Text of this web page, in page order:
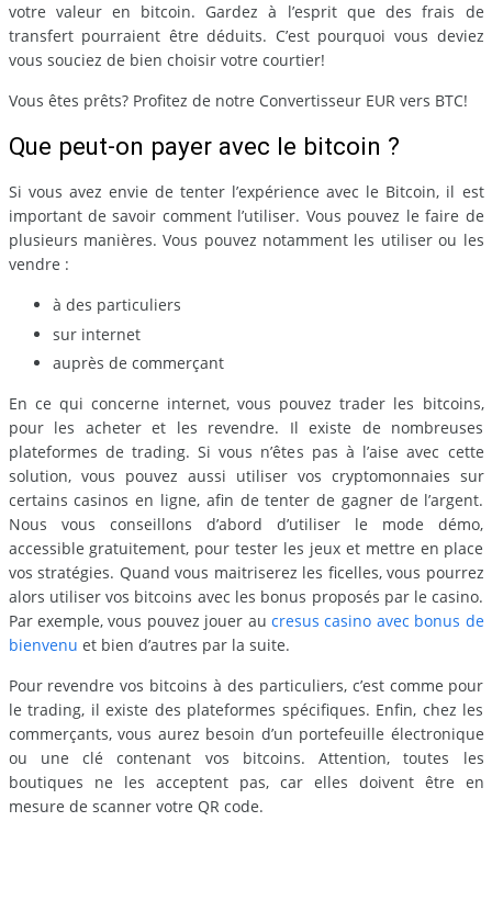
votre valeur en bitcoin. Gardez à l’esprit que des frais de
transfert pourraient être déduits. C’est pourquoi vous deviez
vous souciez de bien choisir votre courtier!
Vous êtes prêts? Profitez de notre Convertisseur EUR vers BTC!
Que peut-on payer avec le bitcoin ?
Si vous avez envie de tenter l’expérience avec le Bitcoin, il est
important de savoir comment l’utiliser. Vous pouvez le faire de
plusieurs manières. Vous pouvez notamment les utiliser ou les
vendre :
à des particuliers
sur internet
auprès de commerçant
En ce qui concerne internet, vous pouvez trader les bitcoins,
pour les acheter et les revendre. Il existe de nombreuses
plateformes de trading. Si vous n’êtes pas à l’aise avec cette
solution, vous pouvez aussi utiliser vos cryptomonnaies sur
certains casinos en ligne, afin de tenter de gagner de l’argent.
Nous vous conseillons d’abord d’utiliser le mode démo,
accessible gratuitement, pour tester les jeux et mettre en place
vos stratégies. Quand vous maitriserez les ficelles, vous pourrez
alors utiliser vos bitcoins avec les bonus proposés par le casino.
Par exemple, vous pouvez jouer au cresus casino avec bonus de
bienvenu et bien d’autres par la suite.
Pour revendre vos bitcoins à des particuliers, c’est comme pour
le trading, il existe des plateformes spécifiques. Enfin, chez les
commerçants, vous aurez besoin d’un portefeuille électronique
ou une clé contenant vos bitcoins. Attention, toutes les
boutiques ne les acceptent pas, car elles doivent être en
mesure de scanner votre QR code.